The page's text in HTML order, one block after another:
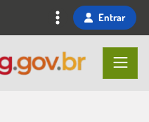
Entrar